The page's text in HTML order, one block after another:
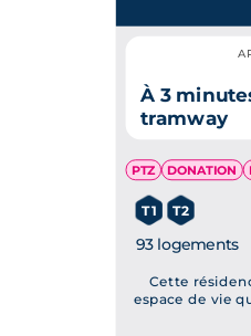
À 3
tramway
PTZ DONATION
T1 T2
93 logements
Cette
espace de vie